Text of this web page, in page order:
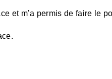
et m’a permis de faire le